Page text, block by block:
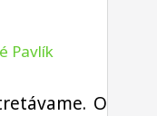
Pavlík
O